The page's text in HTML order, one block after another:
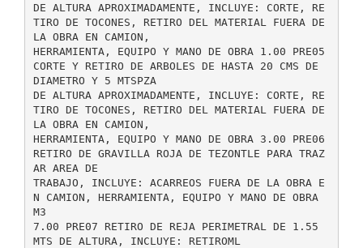
DE ALTURA APROXIMADAMENTE, INCLUYE: CORTE, RE
TIRO DE TOCONES, RETIRO DEL MATERIAL FUERA DE
LA OBRA EN CAMION,
HERRAMIENTA, EQUIPO Y MANO DE OBRA 1.00 PRE05
CORTE Y RETIRO DE ARBOLES DE HASTA 20 CMS DE
DIAMETRO Y 5 MTSPZA
DE ALTURA APROXIMADAMENTE, INCLUYE: CORTE, RE
TIRO DE TOCONES, RETIRO DEL MATERIAL FUERA DE
LA OBRA EN CAMION,
HERRAMIENTA, EQUIPO Y MANO DE OBRA 3.00 PRE06
RETIRO DE GRAVILLA ROJA DE TEZONTLE PARA TRAZ
AR AREA DE
TRABAJO, INCLUYE: ACARREOS FUERA DE LA OBRA E
N CAMION, HERRAMIENTA, EQUIPO Y MANO DE OBRA
M3
7.00 PRE07 RETIRO DE REJA PERIMETRAL DE 1.55
MTS DE ALTURA, INCLUYE: RETIROML